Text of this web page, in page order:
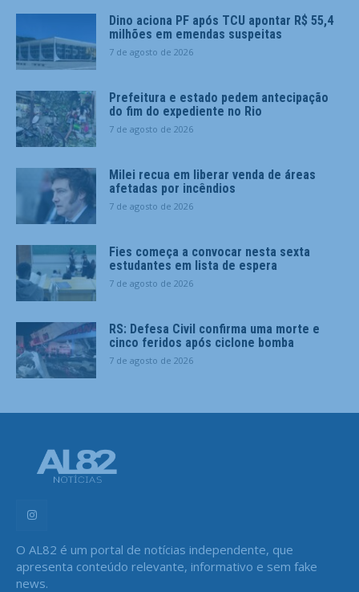
Dino aciona PF após TCU apontar R$ 55,4
milhões em emendas suspeitas
7 de agosto de 2026
Prefeitura e estado pedem antecipação
do fim do expediente no Rio
7 de agosto de 2026
Milei recua em liberar venda de áreas
afetadas por incêndios
7 de agosto de 2026
Fies começa a convocar nesta sexta
estudantes em lista de espera
7 de agosto de 2026
RS: Defesa Civil confirma uma morte e
cinco feridos após ciclone bomba
7 de agosto de 2026
O AL82 é um portal de notícias independente, que
apresenta conteúdo relevante, informativo e sem fake
news.